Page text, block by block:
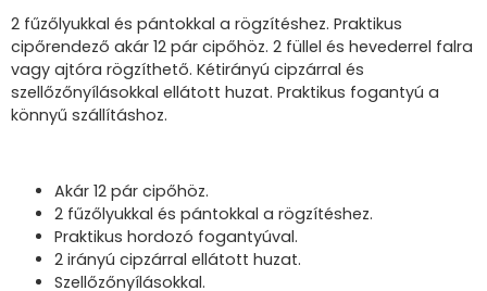
2 fűzőlyukkal és pántokkal a rögzítéshez. Praktikus
cipőrendező akár 12 pár cipőhöz. 2 füllel és hevederrel falra
vagy ajtóra rögzíthető. Kétirányú cipzárral és
szellőzőnyílásokkal ellátott huzat. Praktikus fogantyú a
könnyű szállításhoz.
Akár 12 pár cipőhöz.
2 fűzőlyukkal és pántokkal a rögzítéshez.
Praktikus hordozó fogantyúval.
2 irányú cipzárral ellátott huzat.
Szellőzőnyílásokkal.